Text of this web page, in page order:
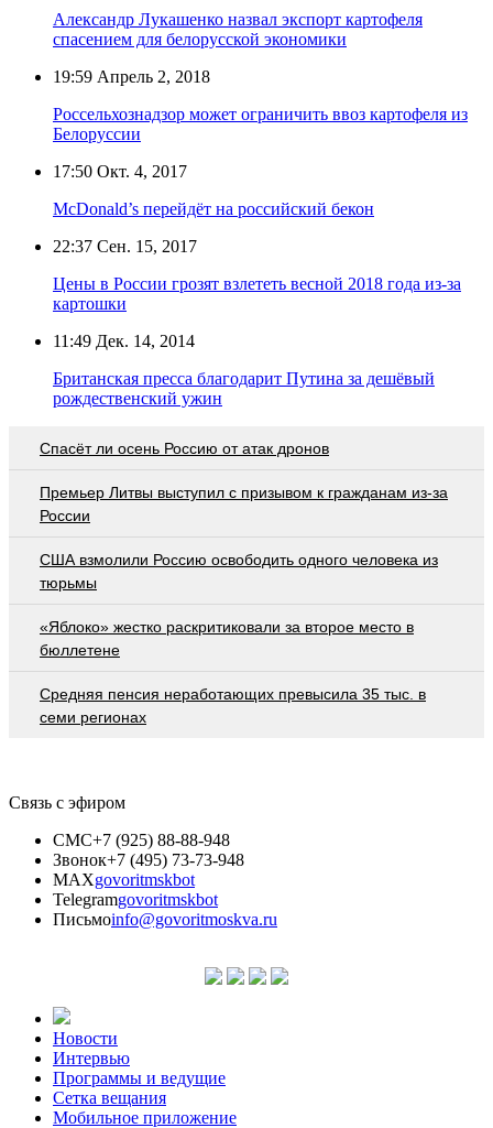
Александр Лукашенко назвал экспорт картофеля
спасением для белорусской экономики
19:59 Апрель 2, 2018
Россельхознадзор может ограничить ввоз картофеля из
Белоруссии
17:50 Окт. 4, 2017
McDonald’s перейдёт на российский бекон
22:37 Сен. 15, 2017
Цены в России грозят взлететь весной 2018 года из-за
картошки
11:49 Дек. 14, 2014
Британская пресса благодарит Путина за дешёвый
рождественский ужин
Спасёт ли осень Россию от атак дронов
Премьер Литвы выступил с призывом к гражданам из-за
России
США взмолили Россию освободить одного человека из
тюрьмы
«Яблоко» жестко раскритиковали за второе место в
бюллетене
Средняя пенсия неработающих превысила 35 тыс. в
семи регионах
Связь с эфиром
СМС+7 (925) 88-88-948
Звонок+7 (495) 73-73-948
MAXgovoritmskbot
Telegramgovoritmskbot
Письмоinfo@govoritmoskva.ru
Новости
Интервью
Программы и ведущие
Сетка вещания
Мобильное приложение